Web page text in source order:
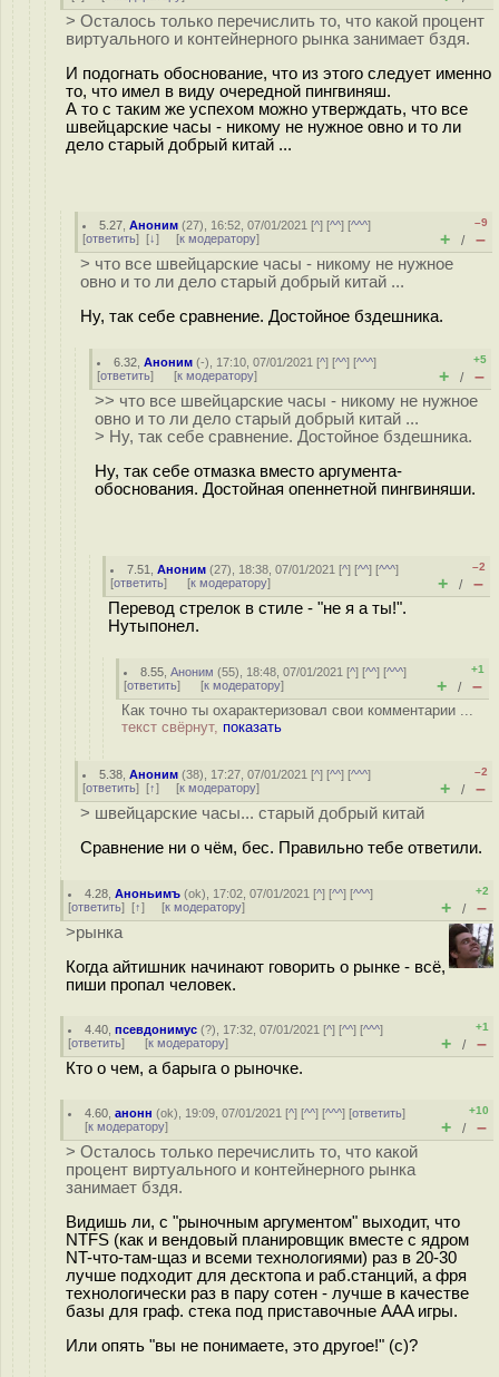
> Осталось только перечислить то, что какой процент
виртуального и контейнерного рынка занимает бздя.
И подогнать обоснование, что из этого следует именно
то, что имел в виду очередной пингвиняш.
А то с таким же успехом можно утверждать, что все
швейцарские часы - никому не нужное овно и то ли
дело старый добрый китай ...
5.27 ,Аноним (27), 16:52, 07/01/2021 [^] [^^] [^^^]
[ответить] [↓] [к модератору]
–9
+ / –
> что все швейцарские часы - никому не нужное
овно и то ли дело старый добрый китай ...
Ну, так себе сравнение. Достойное бздешника.
6.32 ,Аноним (-), 17:10, 07/01/2021 [^] [^^] [^^^]
[ответить] [к модератору]
+5
+ / –
>> что все швейцарские часы - никому не нужное
овно и то ли дело старый добрый китай ...
> Ну, так себе сравнение. Достойное бздешника.
Ну, так себе отмазка вместо аргумента-
обоснования. Достойная опеннетной пингвиняши.
7.51 ,Аноним (27), 18:38, 07/01/2021 [^] [^^] [^^^]
[ответить] [к модератору]
–2
+ / –
Перевод стрелок в стиле - "не я а ты!".
Нутыпонел.
8.55 ,Аноним (55), 18:48, 07/01/2021 [^] [^^] [^^^]
[ответить] [к модератору]
+1
+ / –
Как точно ты охарактеризовал свои комментарии ...
текст свёрнут, показать
5.38 ,Аноним (38), 17:27, 07/01/2021 [^] [^^] [^^^]
[ответить] [↑] [к модератору]
–2
+ / –
> швейцарские часы... старый добрый китай
Сравнение ни о чём, бес. Правильно тебе ответили.
4.28 ,Аноньимъ (ok), 17:02, 07/01/2021 [^] [^^] [^^^]
[ответить] [↑] [к модератору]
+2
+ / –
>рынка
Когда айтишник начинают говорить о рынке - всё,
пиши пропал человек.
4.40 ,псевдонимус (?), 17:32, 07/01/2021 [^] [^^] [^^^]
[ответить] [к модератору]
+1
+ / –
Кто о чем, а барыга о рыночке.
4.60 ,анонн (ok), 19:09, 07/01/2021 [^] [^^] [^^^] [ответить]
[к модератору]
+10
+ / –
> Осталось только перечислить то, что какой
процент виртуального и контейнерного рынка
занимает бздя.
Видишь ли, с "рыночным аргументом" выходит, что
NTFS (как и вендовый планировщик вместе с ядром
NT-что-там-щаз и всеми технологиями) раз в 20-30
лучше подходит для десктопа и раб.станций, а фря
технологически раз в пару сотен - лучше в качестве
базы для граф. стека под приставочные AAA игры.
Или опять "вы не понимаете, это другое!" (с)?